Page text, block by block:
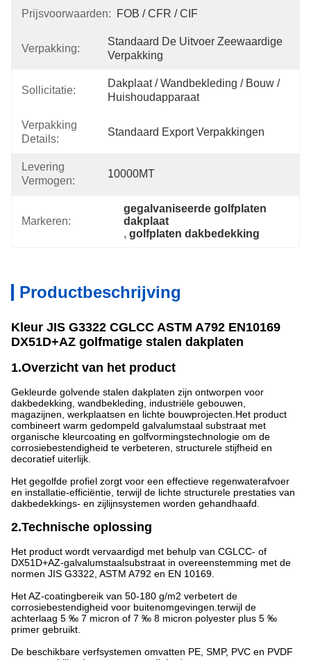
Prijsvoorwaarden: FOB / CFR / CIF
Verpakking:
Standaard De Uitvoer Zeewaardige
Verpakking
Sollicitatie:
Dakplaat / Wandbekleding / Bouw /
Huishoudapparaat
Verpakking
Details:
Standaard Export Verpakkingen
Levering
Vermogen:
10000MT
Markeren:
gegalvaniseerde golfplaten
dakplaat
, golfplaten dakbedekking
Productbeschrijving
Kleur JIS G3322 CGLCC ASTM A792 EN10169
DX51D+AZ golfmatige stalen dakplaten
1.Overzicht van het product
Gekleurde golvende stalen dakplaten zijn ontworpen voor
dakbedekking, wandbekleding, industriële gebouwen,
magazijnen, werkplaatsen en lichte bouwprojecten.Het product
combineert warm gedompeld galvalumstaal substraat met
organische kleurcoating en golfvormingstechnologie om de
corrosiebestendigheid te verbeteren, structurele stijfheid en
decoratief uiterlijk.
Het gegolfde profiel zorgt voor een effectieve regenwaterafvoer
en installatie-efficiëntie, terwijl de lichte structurele prestaties van
dakbedekkings- en zijlijnsystemen worden gehandhaafd.
2.Technische oplossing
Het product wordt vervaardigd met behulp van CGLCC- of
DX51D+AZ-galvalumstaalsubstraat in overeenstemming met de
normen JIS G3322, ASTM A792 en EN 10169.
Het AZ-coatingbereik van 50-180 g/m2 verbetert de
corrosiebestendigheid voor buitenomgevingen.terwijl de
achterlaag 5 ‰ 7 micron of 7 ‰ 8 micron polyester plus 5 ‰
primer gebruikt.
De beschikbare verfsystemen omvatten PE, SMP, PVC en PVDF